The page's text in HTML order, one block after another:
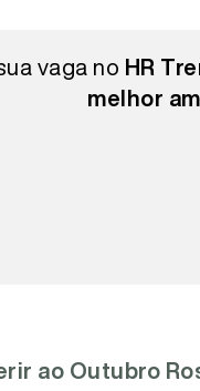
vaga no HR
melhor
ao Outubro